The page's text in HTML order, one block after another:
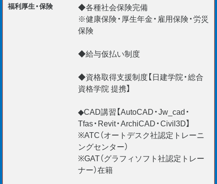
福利厚生・保険
◆各種社会保険完備
※健康保険・厚生年金・雇用保険・労災
保険
◆給与仮払い制度
◆資格取得支援制度【日建学院・総合
資格学院 提携】
◆CAD講習【AutoCAD・Jw_cad・
Tfas・Revit・ArchiCAD・Civil3D】
※ATC（オートデスク社認定トレーニ
ングセンター）
※GAT（グラフィソフト社認定トレー
ナー）在籍